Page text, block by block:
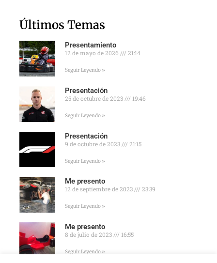
Últimos Temas
Presentamiento
12 de mayo de 2026 21:14
Seguir Leyendo »
Presentación
25 de octubre de 2023 19:46
Seguir Leyendo »
Presentación
9 de octubre de 2023 21:15
Seguir Leyendo »
Me presento
12 de septiembre de 2023 23:39
Seguir Leyendo »
Me presento
8 de julio de 2023 16:55
Seguir Leyendo »